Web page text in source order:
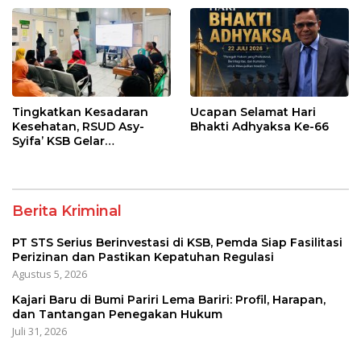
Regulasi
Tingkatkan Kesadaran
Kesehatan, RSUD Asy-
Syifa’ KSB Gelar
Ucapan Selamat Hari
Bhakti Adhyaksa Ke-66
Berita Kriminal
PT STS Serius Berinvestasi di KSB, Pemda Siap Fasilitasi
Perizinan dan Pastikan Kepatuhan Regulasi
Agustus 5, 2026
Kajari Baru di Bumi Pariri Lema Bariri: Profil, Harapan,
dan Tantangan Penegakan Hukum
Juli 31, 2026